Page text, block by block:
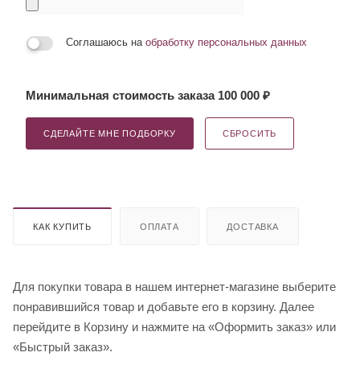
Соглашаюсь на обработку персональных данных
Минимальная стоимость заказа 100 000 ₽
СДЕЛАЙТЕ МНЕ ПОДБОРКУ СБРОСИТЬ
КАК КУПИТЬ ОПЛАТА ДОСТАВКА
Для покупки товара в нашем интернет-магазине выберите
понравившийся товар и добавьте его в корзину. Далее
перейдите в Корзину и нажмите на «Оформить заказ» или
«Быстрый заказ».